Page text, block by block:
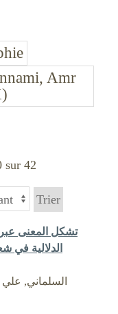
Amr
sur 42
Trier
تشكل المعنى
الدلالية في
السلماني,